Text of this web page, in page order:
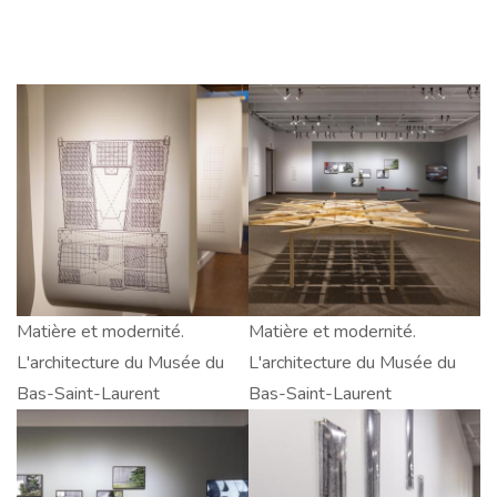
Matière
et
modernité.
L'architecture
du
Musée
Matière et modernité.
L'architecture du Musée du
Bas-Saint-Laurent
Matière
et
modernité.
L'architecture
Matière et modernité.
L'architecture du Musée du
Bas-Saint-Laurent